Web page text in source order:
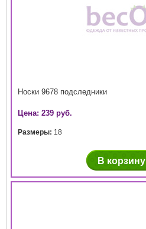
Носки 9678 подследники
Цена: 239 руб.
Размеры: 18
В корзину